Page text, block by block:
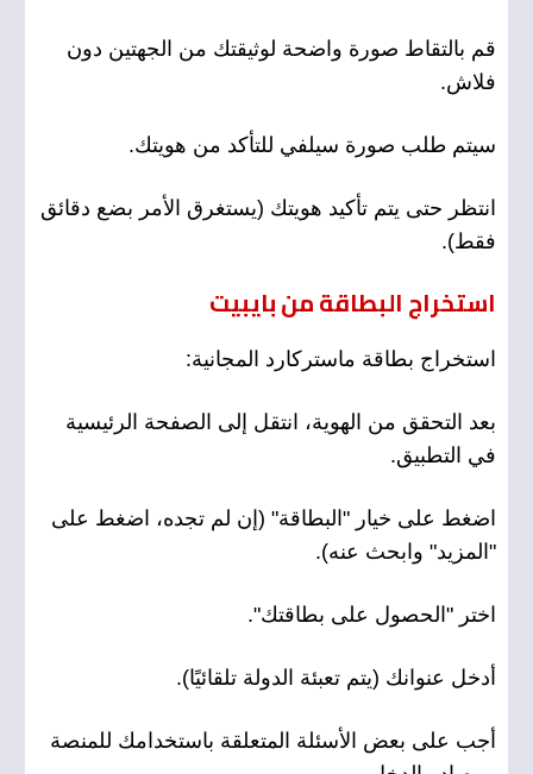
قم بالتقاط صورة واضحة لوثيقتك من الجهتين دون
فلاش.
سيتم طلب صورة سيلفي للتأكد من هويتك.
انتظر حتى يتم تأكيد هويتك (يستغرق الأمر بضع دقائق
فقط).
استخراج البطاقة من بايبيت
استخراج بطاقة ماستركارد المجانية:
بعد التحقق من الهوية، انتقل إلى الصفحة الرئيسية
في التطبيق.
اضغط على خيار "البطاقة" (إن لم تجده، اضغط على
"المزيد" وابحث عنه).
اختر "الحصول على بطاقتك".
أدخل عنوانك (يتم تعبئة الدولة تلقائيًا).
أجب على بعض الأسئلة المتعلقة باستخدامك للمنصة